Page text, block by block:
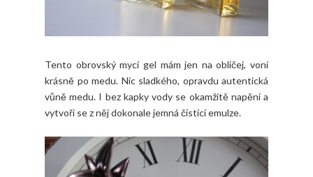
Tento obrovský mycí gel mám jen na obličej, voní
krásně po medu. Nic sladkého, opravdu autentická
vůně medu. I bez kapky vody se okamžitě napění a
vytvoří se z něj dokonale jemná čistící emulze.